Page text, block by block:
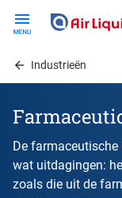
contentIndustrieën
De
wat uitdagingen:
zoals die uit de